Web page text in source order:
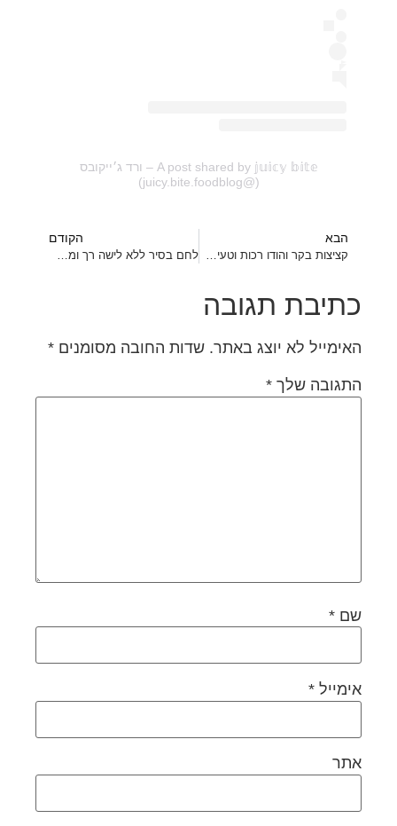
A post shared by 𝕛𝕦𝕚𝕔𝕪 𝕓𝕚𝕥𝕖 – ורד ג׳ייקובס
(@juicy.bite.foodblog)
הבא הקודם
כתיבת תגובה
האימייל לא יוצג באתר. שדות החובה מסומנים *
התגובה שלך *
שם *
אימייל *
אתר